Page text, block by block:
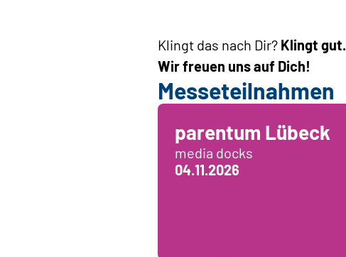
Klingt das nach Dir? Klingt gut.
Wir freuen uns auf Dich!
Messeteilnahmen
parentum Lübeck
media docks
04.11.2026